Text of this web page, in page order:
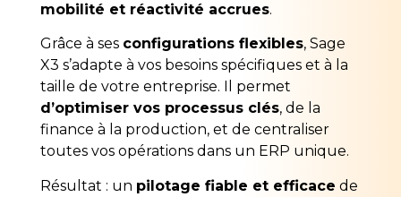
mobilité et réactivité accrues.
Grâce à ses configurations flexibles, Sage
X3 s’adapte à vos besoins spécifiques et à la
taille de votre entreprise. Il permet
d’optimiser vos processus clés, de la
finance à la production, et de centraliser
toutes vos opérations dans un ERP unique.
Résultat : un pilotage fiable et efficace de